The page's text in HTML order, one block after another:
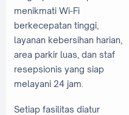
menikmati Wi-Fi
berkecepatan tinggi,
layanan kebersihan harian,
area parkir luas, dan staf
resepsionis yang siap
melayani 24 jam.
Setiap fasilitas diatur